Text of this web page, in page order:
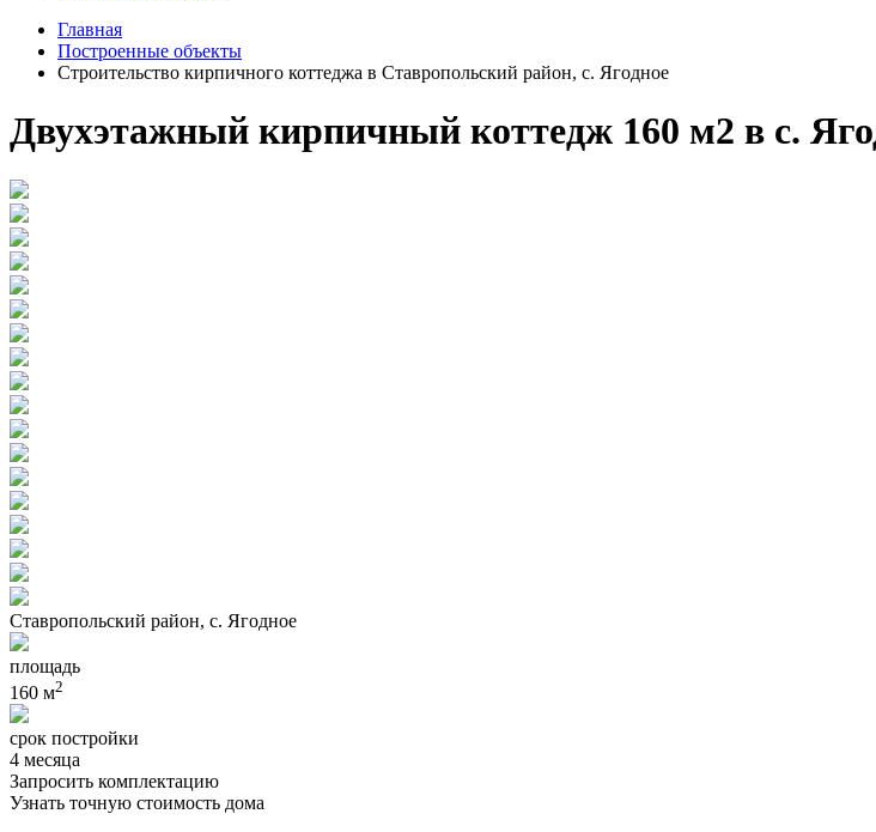
Главная
Построенные объекты
Строительство кирпичного коттеджа в Ставропольский район, с. Ягодное
Двухэтажный кирпичный коттедж 160 м2 в с.
Ставропольский район, с. Ягодное
площадь
160 м2
срок постройки
4 месяца
Запросить комплектацию
Узнать точную стоимость дома